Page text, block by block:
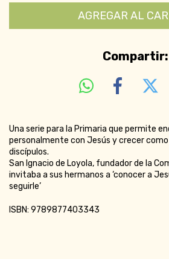
Compartir:
Una serie para la Primaria que permite
personalmente con Jesús y crecer
discípulos.
San Ignacio de Loyola, fundador de la
invitaba a sus hermanos a ‘conocer a
seguirle’
ISBN: 9789877403343